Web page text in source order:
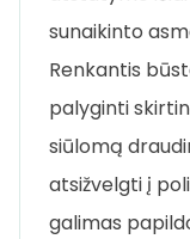
sunaikinto
Renkantis
palyginti
siūlomą
atsižvelgti į
galimas